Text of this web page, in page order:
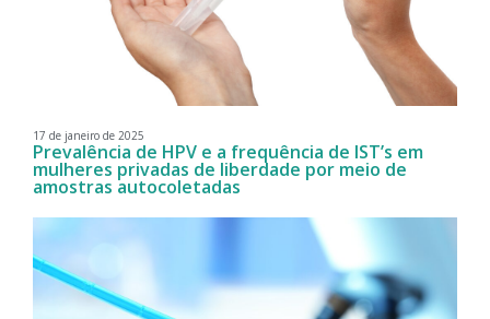
17 de janeiro de 2025
Prevalência de HPV e a frequência de IST’s em
mulheres privadas de liberdade por meio de
amostras autocoletadas